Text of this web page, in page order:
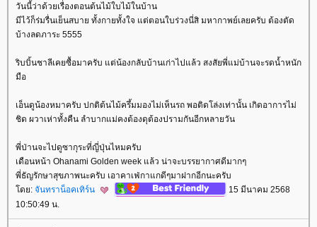
วันนี้ว่าด้วยเรื่องตอนต้นไม้ใบไม้ในบ้าน
มีไว้ก็ร่มรื่นเย็นสบาย ทั้งกายทั้งใจ แต่ตอนใบร่วงนี่สิ มหากาพย์เลยครับ ต้องตัด
บ้างลดภาระ 5555
ริบบิ้นชาลีเคยซื้อมาครับ แต่น้องกลับบ้านเก่าไปแล้ว สงสัยพี่แม่บ้านจะรดน้ำหนัก
มือ
เอ็นดูน้องหมาครับ ปกติต้นไม้ครึ้มมองไม่เห็นรถ พอติดโล่งเท่านั้น เกิดอาการไม่
ชิด ผวาเห่าทั้งคืน ลำบากแม่คงต้องดุต้องปรามกันอีกหลายวัน
พี่ป่านจะไปดูซากุระที่ญี่ปุ่นไหมครับ
เดือนหน้า Ohanami Golden week แล้ว น่าจะบรรยากาศดีมากๆ
พี่ธัญรักษาสุขภาพนะครับ เอาคาเฟ่กาแกดีๆมาฝากอีกนะครับ
ดย: จันทราน็อคเทิร์น
15 มีนาคม 2568
10:50:49 น.